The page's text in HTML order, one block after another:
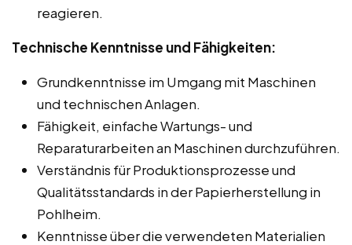
reagieren.
Technische Kenntnisse und Fähigkeiten:
Grundkenntnisse im Umgang mit Maschinen
und technischen Anlagen.
Fähigkeit, einfache Wartungs- und
Reparaturarbeiten an Maschinen durchzuführen.
Verständnis für Produktionsprozesse und
Qualitätsstandards in der Papierherstellung in
Pohlheim.
Kenntnisse über die verwendeten Materialien